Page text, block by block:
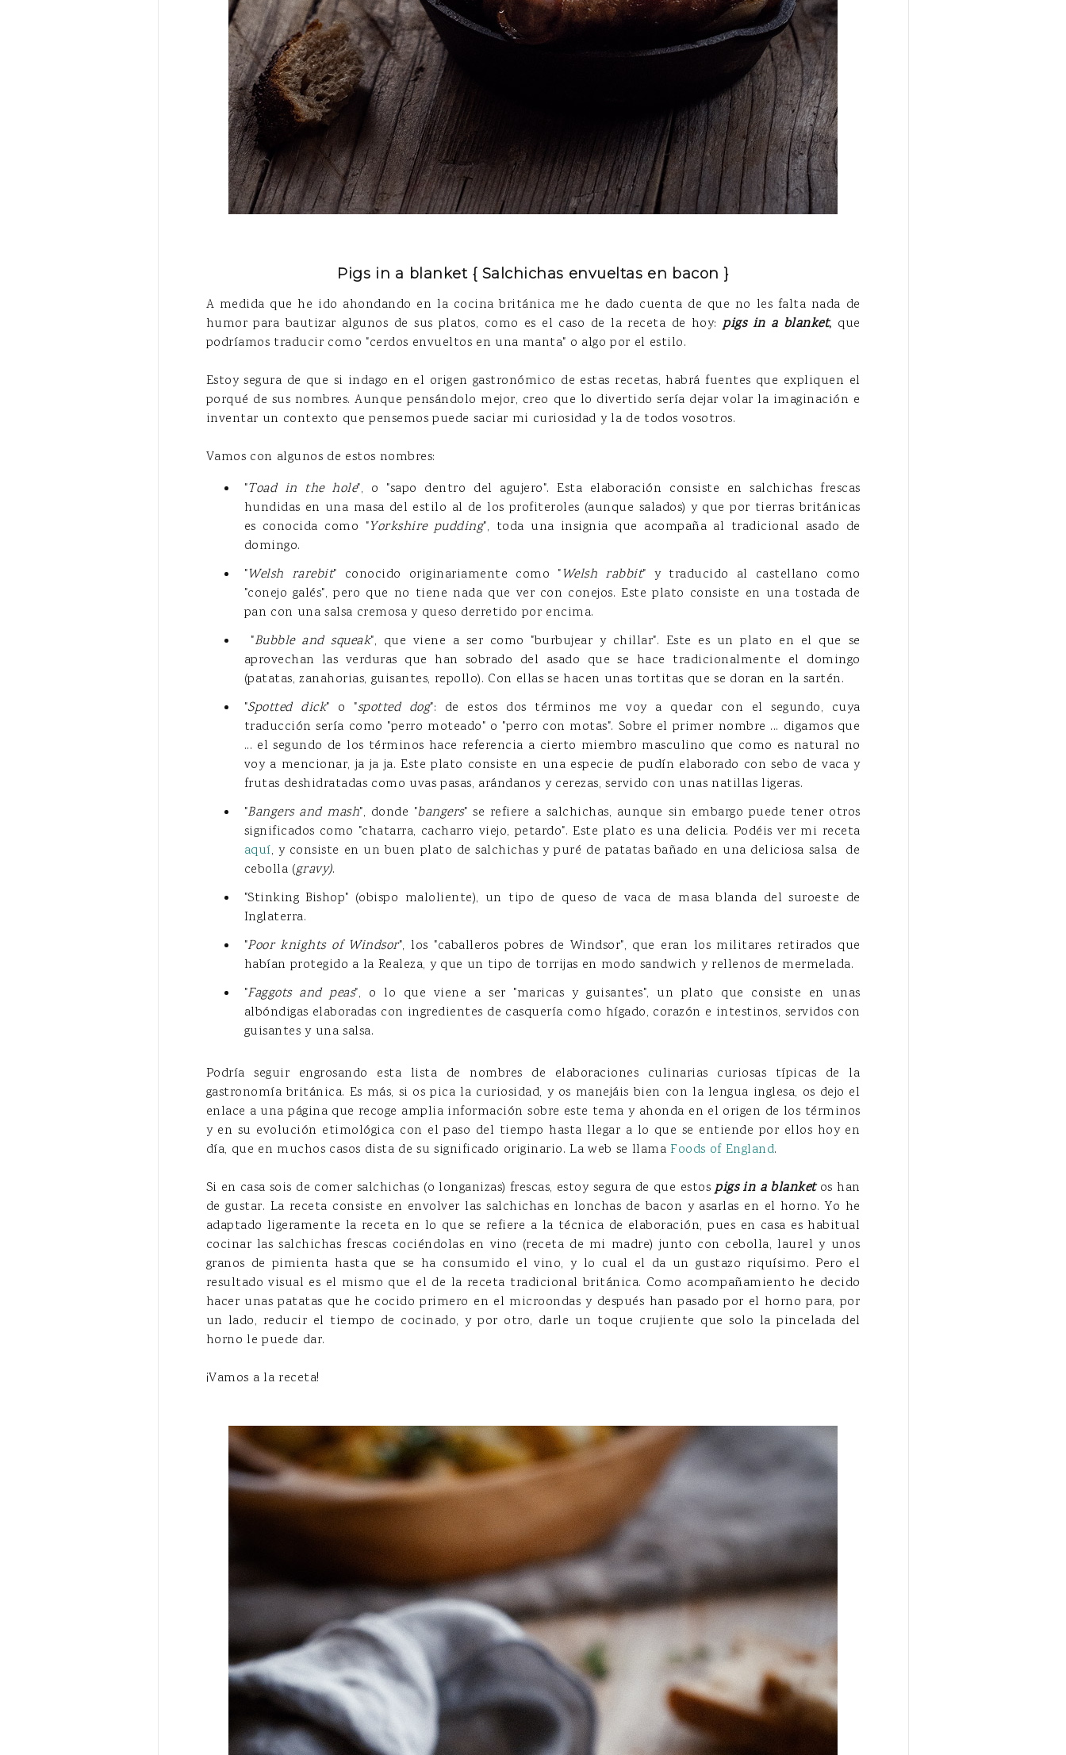
Pigs in a blanket { Salchichas envueltas en bacon }
A medida que he ido ahondando en la cocina británica me he dado cuenta de que no les falta nada de
humor para bautizar algunos de sus platos, como es el caso de la receta de hoy: pigs in a blanket, que
podríamos traducir como "cerdos envueltos en una manta" o algo por el estilo.
Estoy segura de que si indago en el origen gastronómico de estas recetas, habrá fuentes que expliquen el
porqué de sus nombres. Aunque pensándolo mejor, creo que lo divertido sería dejar volar la imaginación e
inventar un contexto que pensemos puede saciar mi curiosidad y la de todos vosotros.
Vamos con algunos de estos nombres:
"Toad in the hole", o "sapo dentro del agujero". Esta elaboración consiste en salchichas frescas
hundidas en una masa del estilo al de los profiteroles (aunque salados) y que por tierras británicas
es conocida como "Yorkshire pudding", toda una insignia que acompaña al tradicional asado de
domingo.
"Welsh rarebit" conocido originariamente como "Welsh rabbit" y traducido al castellano como
"conejo galés", pero que no tiene nada que ver con conejos. Este plato consiste en una tostada de
pan con una salsa cremosa y queso derretido por encima.
"Bubble and squeak", que viene a ser como "burbujear y chillar". Este es un plato en el que se
aprovechan las verduras que han sobrado del asado que se hace tradicionalmente el domingo
(patatas, zanahorias, guisantes, repollo). Con ellas se hacen unas tortitas que se doran en la sartén.
"Spotted dick" o "spotted dog": de estos dos términos me voy a quedar con el segundo, cuya
traducción sería como "perro moteado" o "perro con motas". Sobre el primer nombre ... digamos que
... el segundo de los términos hace referencia a cierto miembro masculino que como es natural no
voy a mencionar, ja ja ja. Este plato consiste en una especie de pudín elaborado con sebo de vaca y
frutas deshidratadas como uvas pasas, arándanos y cerezas, servido con unas natillas ligeras.
"Bangers and mash", donde "bangers" se refiere a salchichas, aunque sin embargo puede tener otros
significados como "chatarra, cacharro viejo, petardo". Este plato es una delicia. Podéis ver mi receta
aquí, y consiste en un buen plato de salchichas y puré de patatas bañado en una deliciosa salsa de
cebolla (gravy).
"Stinking Bishop" (obispo maloliente), un tipo de queso de vaca de masa blanda del suroeste de
Inglaterra.
"Poor knights of Windsor", los "caballeros pobres de Windsor", que eran los militares retirados que
habían protegido a la Realeza, y que un tipo de torrijas en modo sandwich y rellenos de mermelada.
"Faggots and peas", o lo que viene a ser "maricas y guisantes", un plato que consiste en unas
albóndigas elaboradas con ingredientes de casquería como hígado, corazón e intestinos, servidos con
guisantes y una salsa.
Podría seguir engrosando esta lista de nombres de elaboraciones culinarias curiosas típicas de la
gastronomía británica. Es más, si os pica la curiosidad, y os manejáis bien con la lengua inglesa, os dejo el
enlace a una página que recoge amplia información sobre este tema y ahonda en el origen de los términos
y en su evolución etimológica con el paso del tiempo hasta llegar a lo que se entiende por ellos hoy en
día, que en muchos casos dista de su significado originario. La web se llama Foods of England.
Si en casa sois de comer salchichas (o longanizas) frescas, estoy segura de que estos pigs in a blanketos han
de gustar. La receta consiste en envolver las salchichas en lonchas de bacon y asarlas en el horno. Yo he
adaptado ligeramente la receta en lo que se refiere a la técnica de elaboración, pues en casa es habitual
cocinar las salchichas frescas cociéndolas en vino (receta de mi madre) junto con cebolla, laurel y unos
granos de pimienta hasta que se ha consumido el vino, y lo cual el da un gustazo riquísimo. Pero el
resultado visual es el mismo que el de la receta tradicional británica. Como acompañamiento he decido
hacer unas patatas que he cocido primero en el microondas y después han pasado por el horno para, por
un lado, reducir el tiempo de cocinado, y por otro, darle un toque crujiente que solo la pincelada del
horno le puede dar.
¡Vamos a la receta!